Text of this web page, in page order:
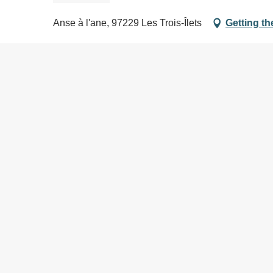
Anse à l'ane, 97229 Les Trois-Îlets Getting